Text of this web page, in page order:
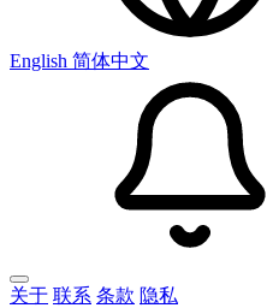
English 简体中文
关于 联系 条款 隐私